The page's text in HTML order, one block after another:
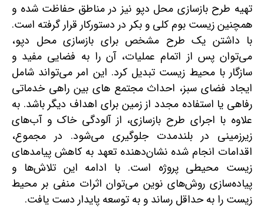
تهیه طرح بازسازی محل دپو نیز در مناطق حفاظت شده و
همچنین زیست بوم کلی و بکر در دستورکار قرار گرفته است.
با داشتن یک طرح مشخص برای بازسازی محل دپو،
می‌توان پس از اتمام عملیات، آن را به فضایی مفید و
سازگار با محیط زیست تبدیل کرد. این امر می‌تواند شامل
ایجاد فضای سبز، احداث مجتمع های بین راهی خدماتی
رفاهی یا استفاده مجدد از زمین برای اهداف دیگر باشد. به
علاوه با اجرای طرح بازسازی، از آلودگی خاک و آب‌های
زیرزمینی در بلندمدت جلوگیری می‌شود. در مجموع،
اقدامات انجام شده نشان‌دهنده تعهد به کاهش پیامدهای
زیست محیطی پروژه است. با ادامه این تلاش‌ها و
پیاده‌سازی روش‌های نوین می‌توان اثرات منفی بر محیط
زیست را به حداقل رساند و به توسعه پایدار دست یافت.